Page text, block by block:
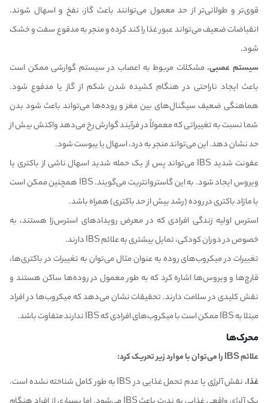
قوی‌تر و طولانی‌تر از حد معمول می‌توانند باعث گاز، نفخ و اسهال شوند.
انقباضات ضعیف می‌تواند عبور غذا را کند کرده و منجر به مدفوع سفت و خشک
شود.
سیستم عصبی. مشکلات مربوط به اعصاب در سیستم گوارشی ممکن است
باعث ایجاد ناراحتی در هنگام کشیده شدن شکم از گاز یا مدفوع شود.
هماهنگی ضعیف سیگنال‌های بین مغز و روده‌ها می‌تواند باعث شود بدن
شما نسبت به تغییراتی که معمولاً در فرآیند گوارش رخ می‌دهد واکنش بیش از
حد نشان دهد. این می‌تواند منجر به درد، اسهال یا یبوست شود.
عفونت شدید IBS می‌تواند پس از یک حمله شدید اسهال ناشی از باکتری یا
ویروس ایجاد شود. به این گاستروانتریت می‌گویند. IBS همچنین ممکن است
با مازاد باکتری در روده (رشد بیش از حد باکتری) همراه باشد.
استرس اولیه زندگی افرادی که در معرض رویدادهای استرس‌زا هستند، به
خصوص در دوران کودکی، تمایل بیشتری به علائم IBS دارند.
تغییرات در میکروب‌های روده به عنوان مثال می‌توان به تغییرات در باکتری‌ها،
قارچ‌ها و ویروس‌ها اشاره کرد که به طور معمول در روده‌ها ساکن هستند و
نقش کلیدی در سلامت دارند. تحقیقات نشان می‌دهد که میکروب‌ها در افراد
مبتلا به IBS ممکن است با میکروب‌های افرادی که IBS ندارند متفاوت باشد.
محرک‌ها
علائم IBS را می‌توان با موارد زیر تحریک کرد:
غذا.
نقش آلرژی یا عدم تحمل غذایی در IBS به طور کامل شناخته نشده است.